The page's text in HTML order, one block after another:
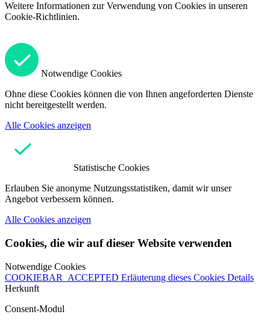
Weitere Informationen zur Verwendung von Cookies in unseren
Cookie-Richtlinien.
Notwendige Cookies
Ohne diese Cookies können die von Ihnen angeforderten Dienste
nicht bereitgestellt werden.
Alle Cookies anzeigen
Statistische Cookies
Erlauben Sie anonyme Nutzungsstatistiken, damit wir unser
Angebot verbessern können.
Alle Cookies anzeigen
Cookies, die wir auf dieser Website verwenden
Notwendige Cookies
COOKIEBAR_ACCEPTED Erläuterung dieses Cookies Details
Herkunft
Consent-Modul